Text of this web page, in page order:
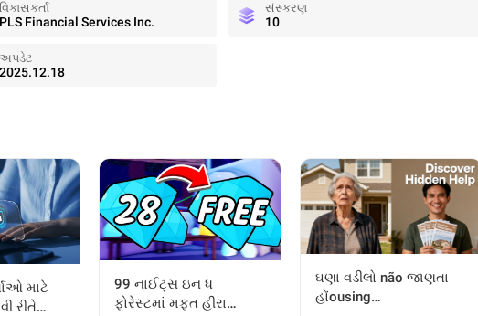
વિકાસકર્તા
PLS Financial Services Inc.
સંસ્કરણ
10
અપડેટ
2025.12.18
માટે
રીતે
99 નાઈટ્સ ઇન ધ
ફોરેસ્ટમાં મફત હીરા
ઘણા વડીલો não જાણતા
હોંousing